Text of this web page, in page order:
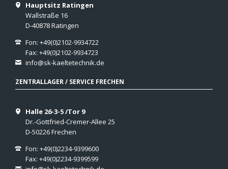
Hauptsitz Ratingen
Wallstraße 16
D-40878 Ratingen
Fon: +49(0)2102-9934722
Fax: +49(0)2102-9934723
info@sk-kaeltetechnik.de
ZENTRALLAGER / SERVICE FRECHEN
Halle 26-3-5 /Tor 9
Dr.-Gottfried-Cremer-Allee 25
D-50226 Frechen
Fon: +49(0)2234-9399600
Fax: +49(0)2234-9399599